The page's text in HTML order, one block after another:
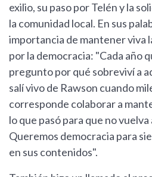
exilio, su paso por Telén y la
la comunidad local. En sus
importancia de mantener viva
por la democracia: "Cada año
pregunto por qué sobreviví a
salí vivo de Rawson cuando
corresponde colaborar a
lo que pasó para que no vuelva
Queremos democracia para
en sus contenidos".